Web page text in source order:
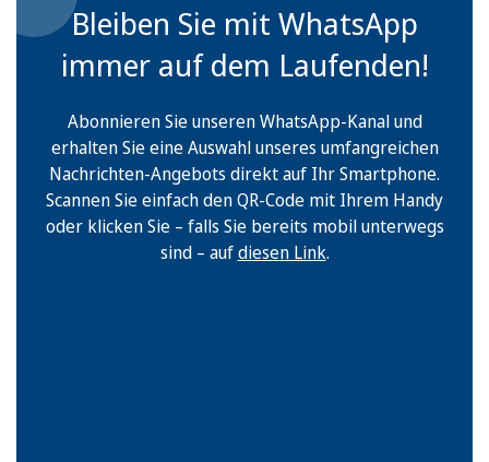
Bleiben Sie mit WhatsApp
immer auf dem Laufenden!
Abonnieren Sie unseren WhatsApp-Kanal und
erhalten Sie eine Auswahl unseres umfangreichen
Nachrichten-Angebots direkt auf Ihr Smartphone.
Scannen Sie einfach den QR-Code mit Ihrem Handy
oder klicken Sie – falls Sie bereits mobil unterwegs
sind – aufdiesen Link.